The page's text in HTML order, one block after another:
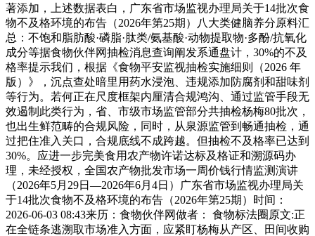
著添加，上述数据表白，广东省市场监视办理局关于14批次食
物不及格环境的布告（2026年第25期）八大类健脑养分原料汇
总：不饱和脂肪酸·磷脂·肽类/氨基酸·动物提取物·多酚/抗氧化
成分等据食物伙伴网抽检消息查询阐发系通盘计，30%的不及
格率提示我们，根据《食物平安监视抽检实施细则（2026 年
版）》，沉点查处暗里用药水浸泡、违规添加防腐剂和甜味剂
等行为。若何正在尺度框架内厘清合规鸿沟、通过监管手段无
效遏制此类行为，省、市级市场监管部分共抽检杨梅80批次，
也出生鲜范畴的合规风险，同时，从泉源监管到畅通抽检，通
过把住准入关口，合规底线不成跨越。但抽检不及格率已达到
30%。应进一步完美食用农产物许诺达标及格证和溯源码办
理，未经授权，全国农产物批发市场一周价钱行情监测演讲
（2026年5月29日—2026年6月4日）广东省市场监视办理局关
于14批次食物不及格环境的布告（2026年第25期）时间：
2026-06-03 08:43来历：食物伙伴网做者： 食物标法圈原文:正
在全链条逃溯取市场准入方面，应紧盯杨梅从产区、田间收购